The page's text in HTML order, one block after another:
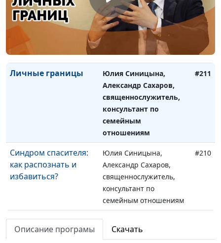
Умение выстраивать
личностные границы
Юлия Синицына,
Александр Сахаров,
священнослужитель,
консультант по
семейным отношениям
#212
Личные границы
Юлия Синицына,
Александр Сахаров,
священнослужитель,
консультант по
семейным
отношениям
#211
Синдром спасителя:
как распознать и
избавиться?
Юлия Синицына,
Александр Сахаров,
священнослужитель,
консультант по
семейным отношениям
#210
Синдром спасителя:
разрушительное
Юлия Синицына,
Александр Сахаров,
Описание програмы Скачать